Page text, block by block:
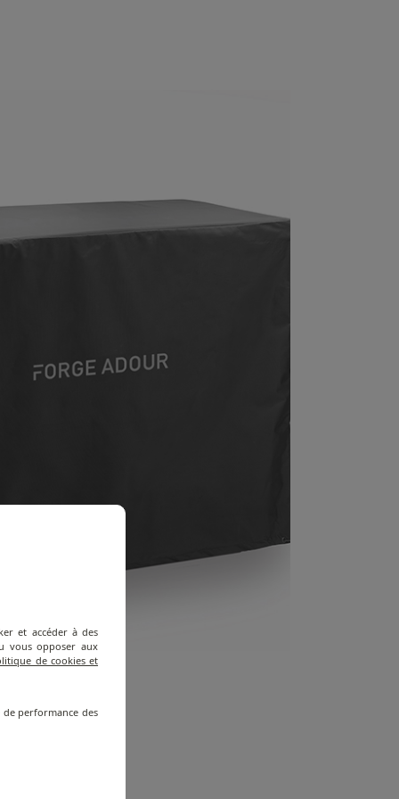
et accéder à des
vous opposer aux
de cookies et
performance des